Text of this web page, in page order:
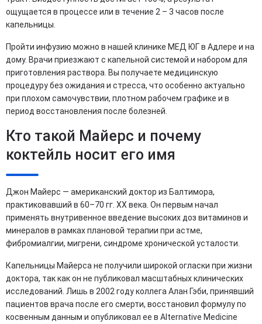
ощущается в процессе или в течение 2 – 3 часов после
капельницы. ​
Пройти инфузию можно в нашей клинике МЕД ЮГ в Адлере и на
дому. Врачи приезжают с капельной системой и набором для
приготовления раствора. Вы получаете медицинскую
процедуру без ожидания и стресса, что особенно актуально
при плохом самочувствии, плотном рабочем графике и в
период восстановления после болезней.
Кто такой Майерс и почему
коктейль носит его имя
Джон Майерс — американский доктор из Балтимора,
практиковавший в 60–70 гг. ХХ века. Он первым начал
применять внутривенное введение высоких доз витаминов и
минералов в рамках плановой терапии при астме,
фибромиалгии, мигрени, синдроме хронической усталости.
Капельницы Майерса не получили широкой огласки при жизни
доктора, так как он не публиковал масштабных клинических
исследований. Лишь в 2002 году коллега Алан Гэби, принявший
пациентов врача после его смерти, восстановил формулу по
косвенным данным и опубликовал ее в Alternative Medicine